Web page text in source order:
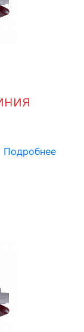
Подробнее